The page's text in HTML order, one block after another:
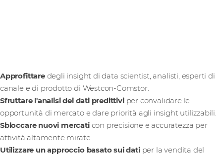
Approfittaredegli insight di data scientist, analisti, esperti di
canale e di prodotto di Westcon-Comstor.
Sfruttare l'analisi dei dati predittiviper convalidare le
opportunità di mercato e dare priorità agli insight utilizzabili.
Sbloccare nuovi mercaticon precisione e accuratezza per
attività altamente mirate
Utilizzare un approccio basato sui datiper la vendita del